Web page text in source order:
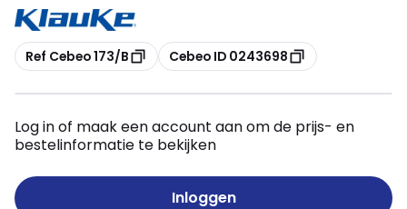
Kopiëren
Ref Cebeo 173/B Kopiëren
Cebeo ID 0243698
Log in of maak een account aan om de prijs- en
bestelinformatie te bekijken
Inloggen